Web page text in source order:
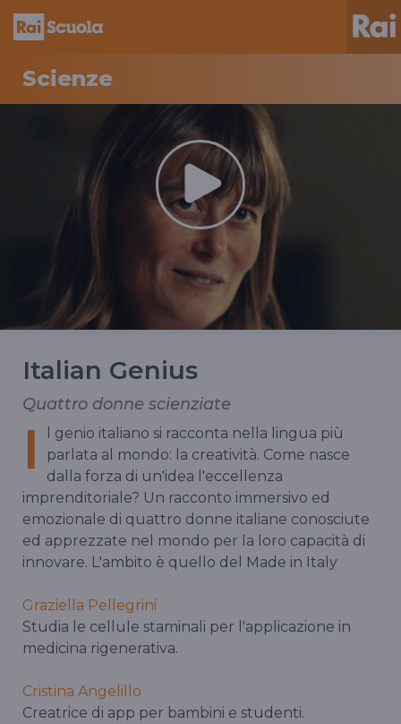
Scienze
Italian Genius
Quattro donne scienziate
I
l genio italiano si racconta nella lingua più
parlata al mondo: la creatività. Come nasce
dalla forza di un'idea l'eccellenza
imprenditoriale? Un racconto immersivo ed
emozionale di quattro donne italiane conosciute
ed apprezzate nel mondo per la loro capacità di
innovare. L'ambito è quello del Made in Italy
Graziella Pellegrini
Studia le cellule staminali per l'applicazione in
medicina rigenerativa.
Cristina Angelillo
Creatrice di app per bambini e studenti.